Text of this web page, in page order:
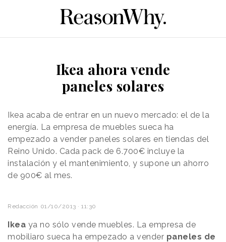
Ikea ahora vende
paneles solares
Ikea acaba de entrar en un nuevo mercado: el de la
energía. La empresa de muebles sueca ha
empezado a vender paneles solares en tiendas del
Reino Unido. Cada pack de 6.700€ incluye la
instalación y el mantenimiento, y supone un ahorro
de 900€ al mes.
Redacción 01/10/2013 · 11:30
Ikea ya no sólo vende muebles. La empresa de
mobiliaro sueca ha empezado a vender paneles de